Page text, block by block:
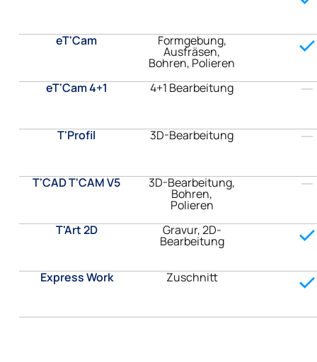
eT'Cam Formgebung,
Ausfräsen,
Bohren, Polieren
eT'Cam 4+1
4+1 Bearbeitung
T'Profil 3D-Bearbeitung
T'CAD T'CAM V5 3D-Bearbeitung,
Bohren,
Polieren
T'Art 2D
Gravur, 2D-
Bearbeitung
Express Work Zuschnitt